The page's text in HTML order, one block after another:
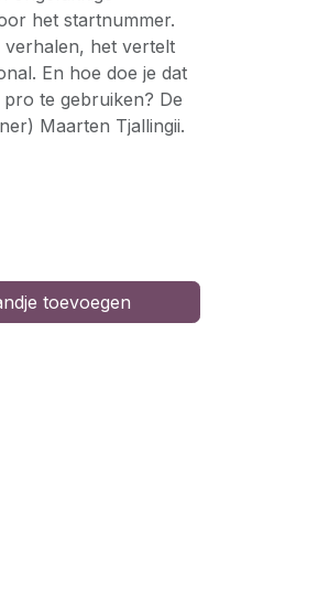
het startnummer.
verhalen, het vertelt
En hoe doe je dat
te gebruiken? De
Maarten Tjallingii.
toevoegen